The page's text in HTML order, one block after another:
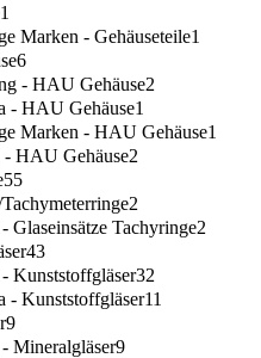
1
Marken - Gehäuseteile1
6
- HAU Gehäuse2
- HAU Gehäuse1
Marken - HAU Gehäuse1
- HAU Gehäuse2
55
2
Glaseinsätze Tachyringe2
43
Kunststoffgläser32
- Kunststoffgläser11
9
Mineralgläser9